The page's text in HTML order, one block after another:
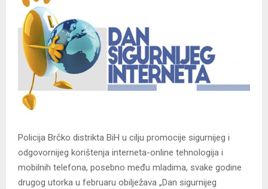
Policija Brčko distrikta BiH u cilju promocije sigurnijeg i
odgovornijeg korištenja interneta-online tehnologija i
mobilnih telefona, posebno među mladima, svake godine
drugog utorka u februaru obilježava „Dan sigurnijeg